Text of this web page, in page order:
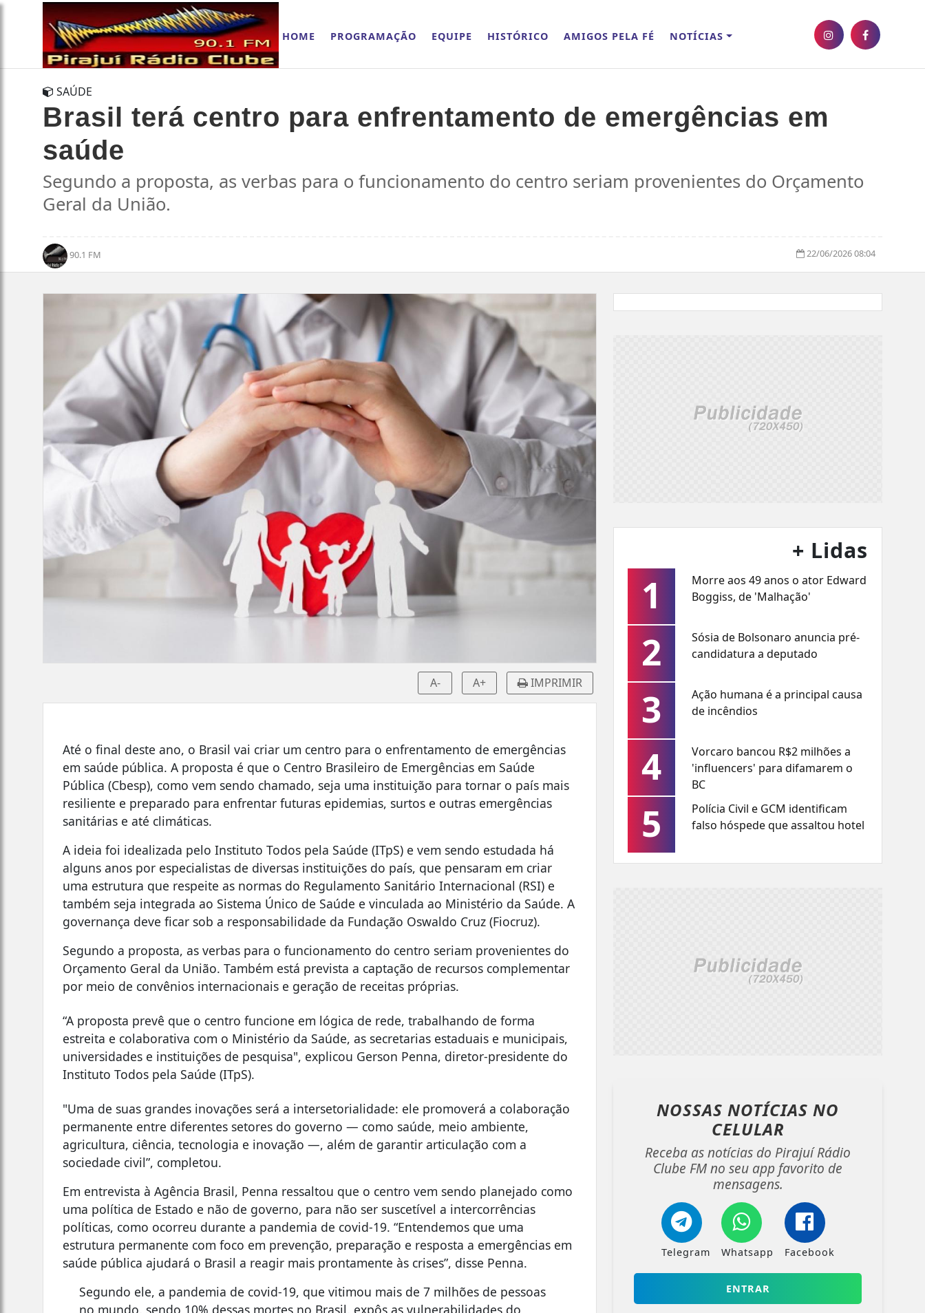
HOME PROGRAMAÇÃO EQUIPE HISTÓRICO AMIGOS PELA FÉ NOTÍCIAS
SAÚDE
Brasil terá centro para enfrentamento de emergências em
saúde
Segundo a proposta, as verbas para o funcionamento do centro seriam provenientes do Orçamento
Geral da União.
90.1 FM 22/06/2026 08:04
A- A+ IMPRIMIR
Até o final deste ano, o Brasil vai criar um centro para o enfrentamento de emergências
em saúde pública. A proposta é que o Centro Brasileiro de Emergências em Saúde
Pública (Cbesp), como vem sendo chamado, seja uma instituição para tornar o país mais
resiliente e preparado para enfrentar futuras epidemias, surtos e outras emergências
sanitárias e até climáticas.
A ideia foi idealizada pelo Instituto Todos pela Saúde (ITpS) e vem sendo estudada há
alguns anos por especialistas de diversas instituições do país, que pensaram em criar
uma estrutura que respeite as normas do Regulamento Sanitário Internacional (RSI) e
também seja integrada ao Sistema Único de Saúde e vinculada ao Ministério da Saúde. A
governança deve ficar sob a responsabilidade da Fundação Oswaldo Cruz (Fiocruz).
Segundo a proposta, as verbas para o funcionamento do centro seriam provenientes do
Orçamento Geral da União. Também está prevista a captação de recursos complementar
por meio de convênios internacionais e geração de receitas próprias.
“A proposta prevê que o centro funcione em lógica de rede, trabalhando de forma
estreita e colaborativa com o Ministério da Saúde, as secretarias estaduais e municipais,
universidades e instituições de pesquisa", explicou Gerson Penna, diretor-presidente do
Instituto Todos pela Saúde (ITpS).
"Uma de suas grandes inovações será a intersetorialidade: ele promoverá a colaboração
permanente entre diferentes setores do governo — como saúde, meio ambiente,
agricultura, ciência, tecnologia e inovação —, além de garantir articulação com a
sociedade civil”, completou.
Em entrevista à Agência Brasil, Penna ressaltou que o centro vem sendo planejado como
uma política de Estado e não de governo, para não ser suscetível a intercorrências
políticas, como ocorreu durante a pandemia de covid-19. “Entendemos que uma
estrutura permanente com foco em prevenção, preparação e resposta a emergências em
saúde pública ajudará o Brasil a reagir mais prontamente às crises”, disse Penna.
Segundo ele, a pandemia de covid-19, que vitimou mais de 7 milhões de pessoas
no mundo, sendo 10% dessas mortes no Brasil, expôs as vulnerabilidades do
+ Lidas
1
Morre aos 49 anos o ator Edward
Boggiss, de 'Malhação'
2
Sósia de Bolsonaro anuncia pré-
candidatura a deputado
3
Ação humana é a principal causa
de incêndios
4
Vorcaro bancou R$2 milhões a
'influencers' para difamarem o
BC
5
Polícia Civil e GCM identificam
falso hóspede que assaltou hotel
NOSSAS NOTÍCIASNO
CELULAR
Receba as notícias do Pirajuí Rádio
Clube FM no seu app favorito de
mensagens.
Telegram Whatsapp Facebook
ENTRAR